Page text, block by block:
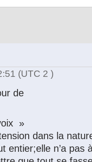
(UTC 2 )
de
»
dans la
entier;elle n’a pas